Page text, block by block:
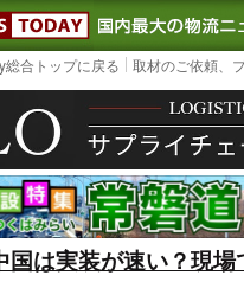
LOGISTICS
総合トップに戻る 取材のご依頼、
国は実装が速い？現